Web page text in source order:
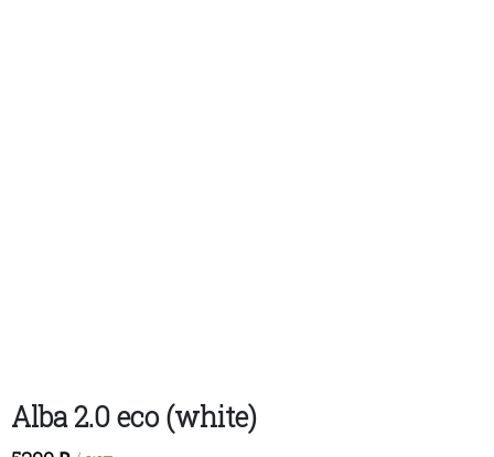
Alba 2.0 eco (white)